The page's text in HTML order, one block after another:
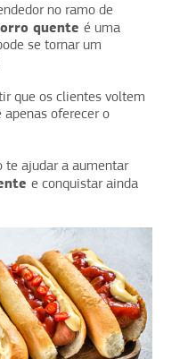
no ramo de
quente é uma
se tornar um
que os clientes voltem
apenas oferecer o
te ajudar a aumentar
e conquistar ainda